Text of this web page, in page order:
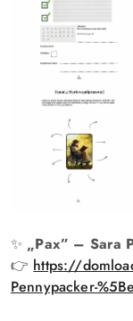
✨ „Pax” – Sara
👉 https://
Pennypacker-